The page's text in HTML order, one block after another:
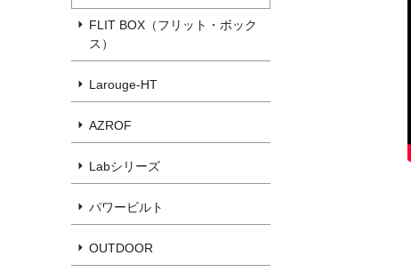
FLIT BOX（フリット・ボック
ス）
Larouge-HT
AZROF
Labシリーズ
パワービルト
OUTDOOR